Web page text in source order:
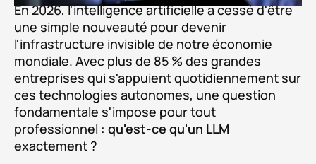
En 2026, l'intelligence artificielle a cessé d'être
une simple nouveauté pour devenir
l'infrastructure invisible de notre économie
mondiale. Avec plus de 85 % des grandes
entreprises qui s'appuient quotidiennement sur
ces technologies autonomes, une question
fondamentale s'impose pour tout
professionnel : qu'est-ce qu'un LLM
exactement ?